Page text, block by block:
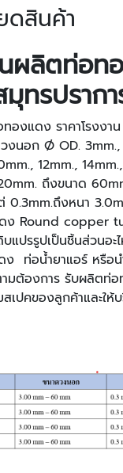
ดสินค้า
ผลิตท่อท
ทรปราก
องแดง ราคาโรงงา
งนอก Ø OD. 3mm.,
12mm.,
ถึงขนาด
0.3mm.ถึงหนา
ง Round copper
แปรรูปเป็นชิ้นส่วนอะ
ท่อน้ำยาแอร์ หรือน
มต้องการ รับผลิตท่
เปคของลูกค้าและให้